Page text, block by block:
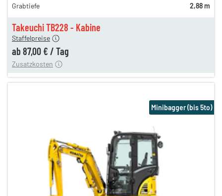
Takeuchi TB228 - Kabine
105,00 €
Staffelpreise
ab 87,00 € / Tag
12,00 €
Zusatzkosten
Grabtiefe
2,88 m
Minibagger (bis 5to)